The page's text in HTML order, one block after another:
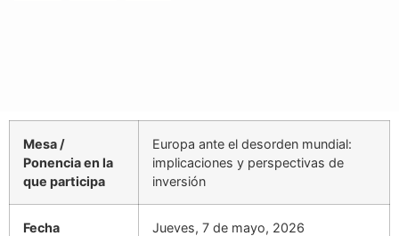
Mesa /
Ponencia en la
que participa
Europa ante el desorden mundial:
implicaciones y perspectivas de
inversión
Fecha Jueves, 7 de mayo, 2026